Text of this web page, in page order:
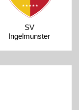
SV
Ingelmunster